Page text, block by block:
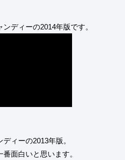
ディーの2014年版です。
ィーの2013年版。
面白いと思います。